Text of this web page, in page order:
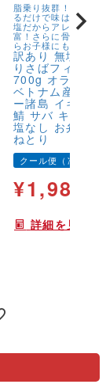
脂乗り抜群！キズが
るだけで味は1級品
塩だからアレンジが
富！さらに骨取りだ
らお子様にも安心！
訳あり 無塩 骨取
りさばフィーレ
700g オランダ
ベトナム産 フェ
ー諸島 イギリス
鯖 サバ キズ有
塩なし お弁当 ほ
ねとり
クール便（冷凍）
¥1,980
詳細を見る